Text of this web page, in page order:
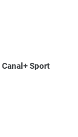
Canal+ Sport